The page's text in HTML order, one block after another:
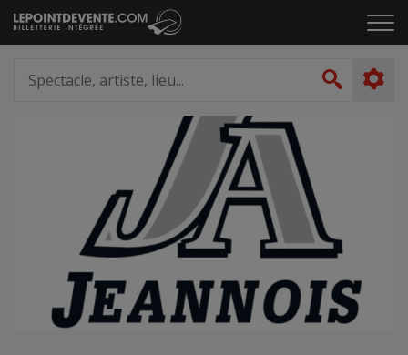
Passer
au
le
artiste,
lieu...